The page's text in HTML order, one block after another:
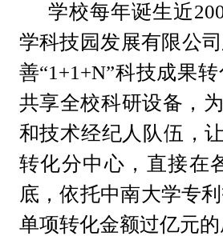
学校每年诞生近
学科技园发展有限公
善“1+1+N”科技成果
共享全校科研设备，
和技术经纪人队伍，
转化分中心，直接在
底，依托中南大学专
单项转化金额过亿元